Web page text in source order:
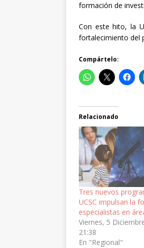
formación de
Con este hito, la
fortalecimiento del
Compártelo:
Relacionado
Tres nuevos
UCSC impulsan la
especialistas en
Viernes, 5
21:38
En "Regional"